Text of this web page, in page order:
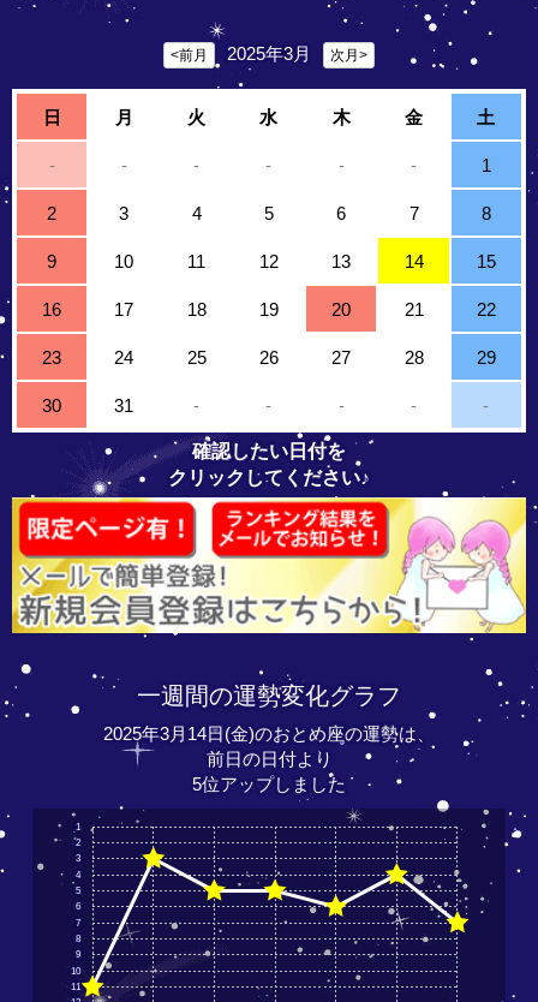
<前月 2025年3月 次月>
日 月 火 水 木 金 土
- - - - - - 1
2 3 4 5 6 7 8
9 10 11 12 13 14 15
16 17 18 19 20 21 22
23 24 25 26 27 28 29
30 31 - - - - -
確認したい日付を
クリックしてください♪
一週間の運勢変化グラフ
2025年3月14日(金)のおとめ座の運勢は、
前日の日付より
5位アップしました
11
10
9
8
7
6
5
4
3
2
1